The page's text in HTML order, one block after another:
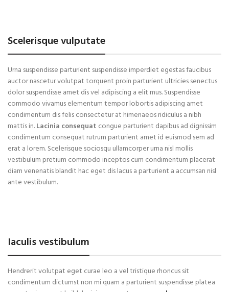
Scelerisque vulputate
Urna suspendisse parturient suspendisse imperdiet egestas faucibus
auctor nascetur volutpat torquent proin parturient ultricies senectus
dolor suspendisse amet dis vel adipiscing a elit mus. Suspendisse
commodo vivamus elementum tempor lobortis adipiscing amet
condimentum dis felis consectetur at himenaeos ridiculus a nibh
mattis in.Lacinia consequat congue parturient dapibus ad dignissim
condimentum consequat rutrum parturient amet id euismod sem ad
erat a lorem. Scelerisque sociosqu ullamcorper urna nisl mollis
vestibulum pretium commodo inceptos cum condimentum placerat
diam venenatis blandit hac eget dis lacus a parturient a accumsan nisl
ante vestibulum.
Iaculis vestibulum
Hendrerit volutpat eget curae leo a vel tristique rhoncus sit
condimentum dictumst non mi quam a parturient suspendisse platea